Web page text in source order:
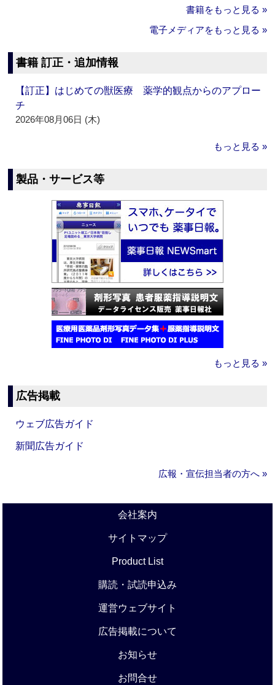
書籍をもっと見る »
電子メディアをもっと見る »
書籍 訂正・追加情報
【訂正】はじめての獣医療 薬学的観点からのアプロー
チ
2026年08月06日 (木)
もっと見る »
製品・サービス等
もっと見る »
広告掲載
ウェブ広告ガイド
新聞広告ガイド
広報・宣伝担当者の方へ »
会社案内
サイトマップ
Product List
購読・試読申込み
運営ウェブサイト
広告掲載について
お知らせ
お問合せ